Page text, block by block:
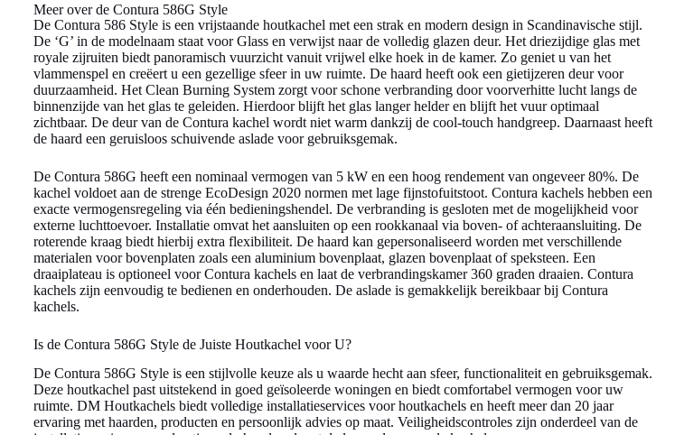
Meer over de Contura 586G Style
De Contura 586 Style is een vrijstaande houtkachel met een strak en modern design in Scandinavische stijl.
De ‘G’ in de modelnaam staat voor Glass en verwijst naar de volledig glazen deur. Het driezijdige glas met
royale zijruiten biedt panoramisch vuurzicht vanuit vrijwel elke hoek in de kamer. Zo geniet u van het
vlammenspel en creëert u een gezellige sfeer in uw ruimte. De haard heeft ook een gietijzeren deur voor
duurzaamheid. Het Clean Burning System zorgt voor schone verbranding door voorverhitte lucht langs de
binnenzijde van het glas te geleiden. Hierdoor blijft het glas langer helder en blijft het vuur optimaal
zichtbaar. De deur van de Contura kachel wordt niet warm dankzij de cool-touch handgreep. Daarnaast heeft
de haard een geruisloos schuivende aslade voor gebruiksgemak.
De Contura 586G heeft een nominaal vermogen van 5 kW en een hoog rendement van ongeveer 80%. De
kachel voldoet aan de strenge EcoDesign 2020 normen met lage fijnstofuitstoot. Contura kachels hebben een
exacte vermogensregeling via één bedieningshendel. De verbranding is gesloten met de mogelijkheid voor
externe luchttoevoer. Installatie omvat het aansluiten op een rookkanaal via boven- of achteraansluiting. De
roterende kraag biedt hierbij extra flexibiliteit. De haard kan gepersonaliseerd worden met verschillende
materialen voor bovenplaten zoals een aluminium bovenplaat, glazen bovenplaat of speksteen. Een
draaiplateau is optioneel voor Contura kachels en laat de verbrandingskamer 360 graden draaien. Contura
kachels zijn eenvoudig te bedienen en onderhouden. De aslade is gemakkelijk bereikbaar bij Contura
kachels.
Is de Contura 586G Style de Juiste Houtkachel voor U?
De Contura 586G Style is een stijlvolle keuze als u waarde hecht aan sfeer, functionaliteit en gebruiksgemak.
Deze houtkachel past uitstekend in goed geïsoleerde woningen en biedt comfortabel vermogen voor uw
ruimte. DM Houtkachels biedt volledige installatieservices voor houtkachels en heeft meer dan 20 jaar
ervaring met haarden, producten en persoonlijk advies op maat. Veiligheidscontroles zijn onderdeel van de